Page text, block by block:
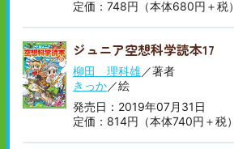
定価：748円（本体680円＋税）
ジュニア空想科学読本17
柳田 理科雄／著者
きっか／絵
発売日：2019年07月31日
定価：814円（本体740円＋税）